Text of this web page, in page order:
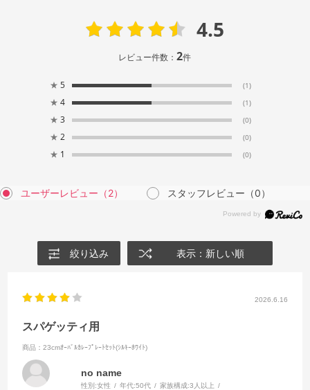
4.5
レビュー件数：2件
★ 5 (1)
★ 4 (1)
★ 3 (0)
★ 2 (0)
★ 1 (0)
ユーザーレビュー （2） スタッフレビュー （0）
絞り込み 表示：新しい順
2026.6.16
スパゲッティ用
商品：23cmｵｰﾊﾞﾙｶﾚｰﾌﾟﾚｰﾄｾｯﾄ(ｼﾙｷｰﾎﾜｲﾄ)
no name
性別:女性 年代:50代 家族構成:3人以上